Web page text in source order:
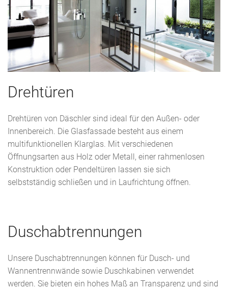
Drehtüren
Drehtüren von Däschler sind ideal für den Außen- oder
Innenbereich. Die Glasfassade besteht aus einem
multifunktionellen Klarglas. Mit verschiedenen
Öffnungsarten aus Holz oder Metall, einer rahmenlosen
Konstruktion oder Pendeltüren lassen sie sich
selbstständig schließen und in Laufrichtung öffnen.
Duschabtrennungen
Unsere Duschabtrennungen können für Dusch- und
Wannentrennwände sowie Duschkabinen verwendet
werden. Sie bieten ein hohes Maß an Transparenz und sind